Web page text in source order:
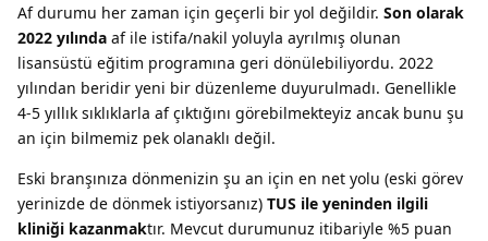
Af durumu her zaman için geçerli bir yol değildir. Son olarak
2022 yılında af ile istifa/nakil yoluyla ayrılmış olunan
lisansüstü eğitim programına geri dönülebiliyordu. 2022
yılından beridir yeni bir düzenleme duyurulmadı. Genellikle
4-5 yıllık sıklıklarla af çıktığını görebilmekteyiz ancak bunu şu
an için bilmemiz pek olanaklı değil.
Eski branşınıza dönmenizin şu an için en net yolu (eski görev
yerinizde de dönmek istiyorsanız) TUS ile yeninden ilgili
kliniği kazanmaktır. Mevcut durumunuz itibariyle %5 puan